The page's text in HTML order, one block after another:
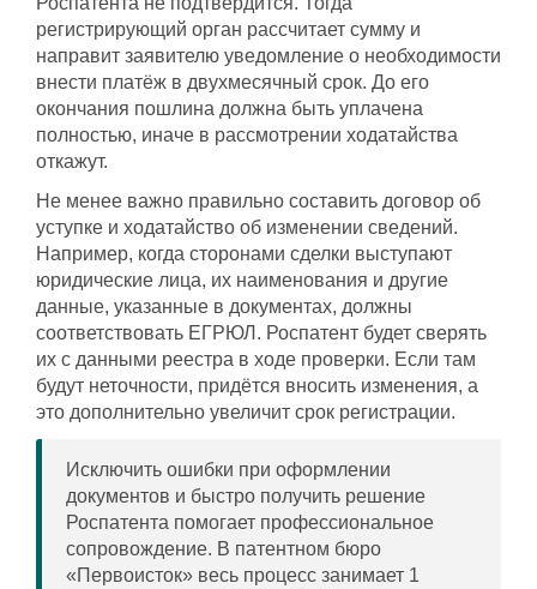
регистрирующий орган рассчитает сумму и
направит заявителю уведомление о необходимости
внести платёж в двухмесячный срок. До его
окончания пошлина должна быть уплачена
полностью, иначе в рассмотрении ходатайства
откажут.
Не менее важно правильно составить договор об
уступке и ходатайство об изменении сведений.
Например, когда сторонами сделки выступают
юридические лица, их наименования и другие
данные, указанные в документах, должны
соответствовать ЕГРЮЛ. Роспатент будет сверять
их с данными реестра в ходе проверки. Если там
будут неточности, придётся вносить изменения, а
это дополнительно увеличит срок регистрации.
Исключить ошибки при оформлении
документов и быстро получить решение
Роспатента помогает профессиональное
сопровождение. В патентном бюро
«Первоисток» весь процесс занимает 1